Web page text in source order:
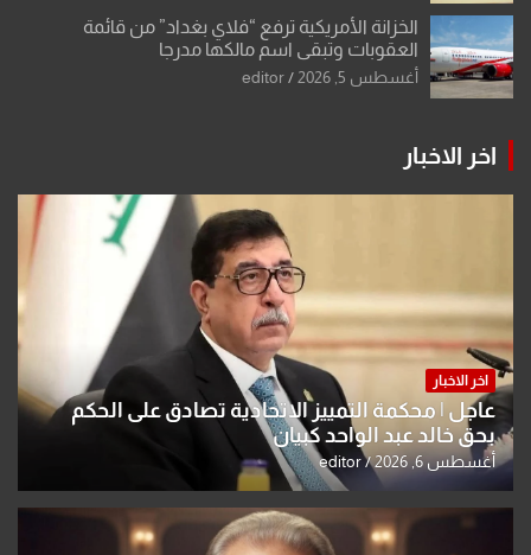
الخزانة الأمريكية ترفع “فلاي بغداد” من قائمة
العقوبات وتبقي اسم مالكها مدرجا
أغسطس 5, 2026 editor
اخر الاخبار
اخر الاخبار
عاجل | محكمة التمييز الاتحادية تصادق على الحكم
بحق خالد عبد الواحد كبيان
أغسطس 6, 2026 editor